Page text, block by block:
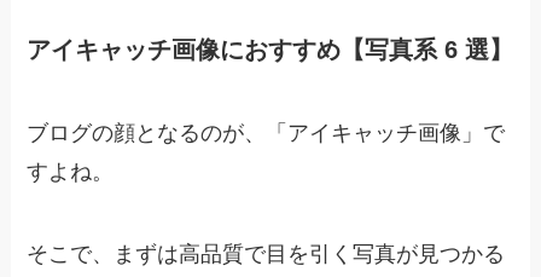
アイキャッチ画像におすすめ【写真系 6 選】
ブログの顔となるのが、「アイキャッチ画像」で
すよね。
そこで、まずは高品質で目を引く写真が見つかる